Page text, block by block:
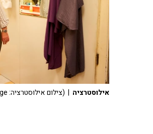
אילוסטרציה | (צילום אילוסטרציה: ingimage)